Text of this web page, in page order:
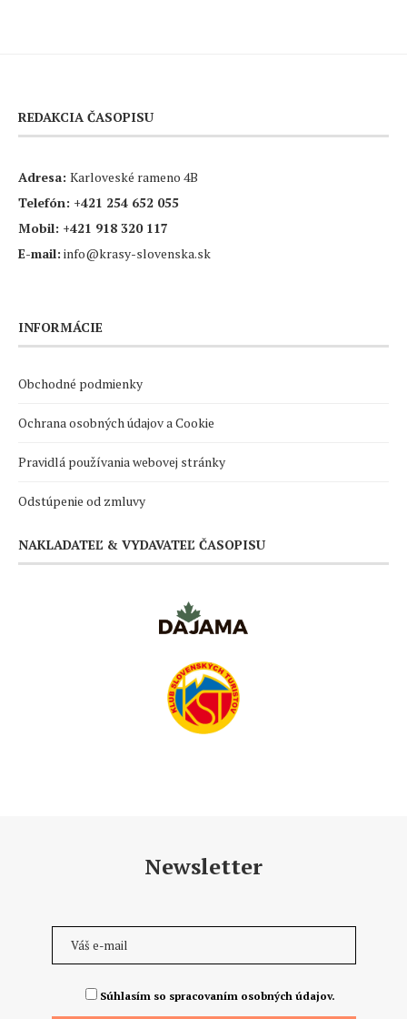
REDAKCIA ČASOPISU
Adresa: Karloveské rameno 4B
Telefón: +421 254 652 055
Mobil: +421 918 320 117
E-mail: info@krasy-slovenska.sk
INFORMÁCIE
Obchodné podmienky
Ochrana osobných údajov a Cookie
Pravidlá používania webovej stránky
Odstúpenie od zmluvy
NAKLADATEĽ & VYDAVATEĽ ČASOPISU
Newsletter
Súhlasím so spracovaním osobných údajov.